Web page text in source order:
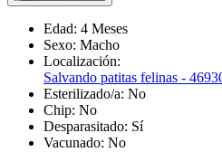
Edad: 4 Meses
Sexo: Macho
Localización:
Salvando patitas felinas -
Esterilizado/a: No
Chip: No
Desparasitado: Sí
Vacunado: No